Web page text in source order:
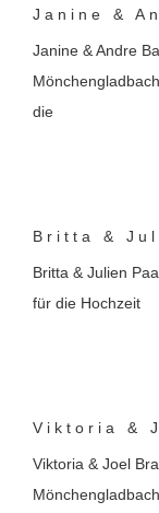
Janine &
Janine & Andre
die
Britta &
Britta & Julien
für die Hochzeit
Viktoria &
Viktoria & Joel